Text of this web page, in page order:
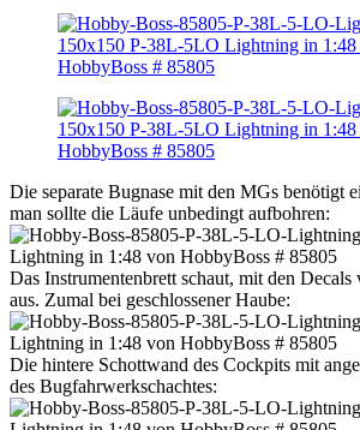
Die separate Bugnase mit den MGs benötigt
man sollte die Läufe unbedingt aufbohren:
Das Instrumentenbrett schaut, mit den Decals
aus. Zumal bei geschlossener Haube:
Die hintere Schottwand des Cockpits mit
des Bugfahrwerkschachtes: